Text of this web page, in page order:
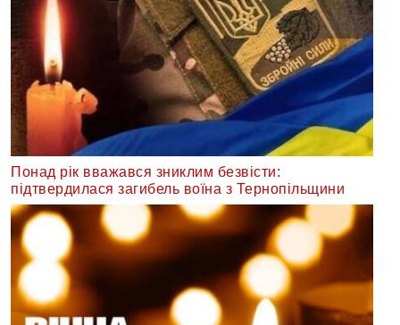
Понад рік вважався зниклим безвісти:
підтвердилася загибель воїна з Тернопільщини